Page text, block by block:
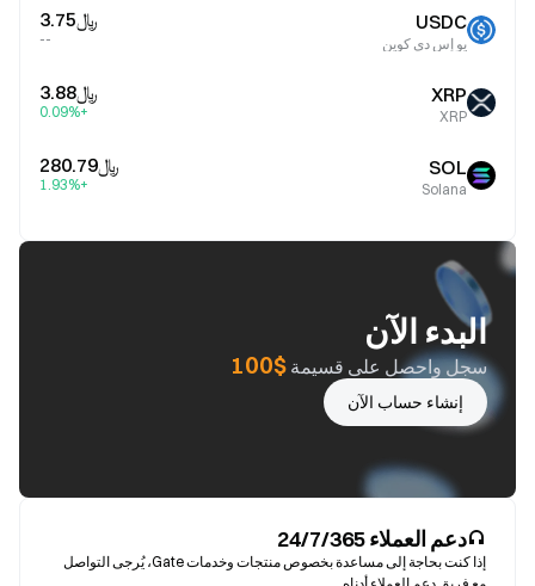
USDC
يو إس دي كوين
﷼‎3.75
--
XRP
XRP
﷼‎3.88
+0.09%
SOL
Solana
﷼‎280.79
+1.93%
البدء الآن
سجل واحصل على قسيمة $100
إنشاء حساب الآن
دعم العملاء 24/7/365
إذا كنت بحاجة إلى مساعدة بخصوص منتجات وخدمات Gate، يُرجى التواصل